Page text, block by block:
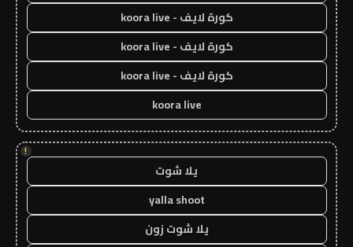
كورة لايف - koora live
كورة لايف - koora live
كورة لايف - koora live
koora live
!
يلا شوت
yalla shoot
يلا شوت زون